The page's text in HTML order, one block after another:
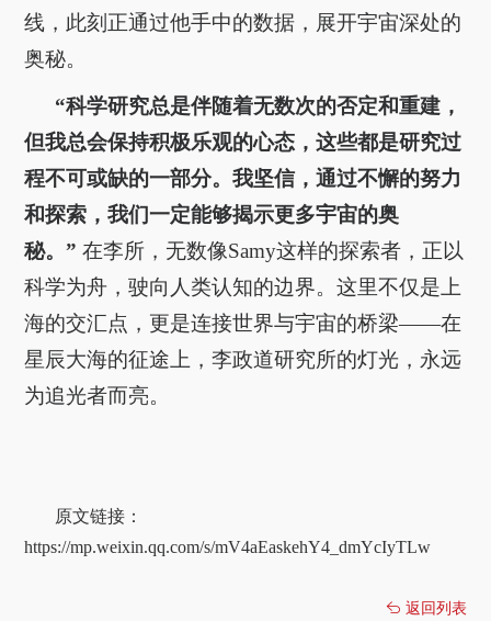
线，此刻正通过他手中的数据，展开宇宙深处的
奥秘。
“科学研究总是伴随着无数次的否定和重建，
但我总会保持积极乐观的心态，这些都是研究过
程不可或缺的一部分。我坚信，通过不懈的努力
和探索，我们一定能够揭示更多宇宙的奥
秘。”在李所，无数像Samy这样的探索者，正以
科学为舟，驶向人类认知的边界。这里不仅是上
海的交汇点，更是连接世界与宇宙的桥梁——在
星辰大海的征途上，李政道研究所的灯光，永远
为追光者而亮。
原文链接：
https://mp.weixin.qq.com/s/mV4aEaskehY4_dmYcIyTLw
返回列表